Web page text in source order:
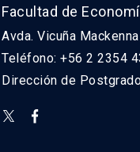
Facultad de
Avda. Vicuña
Teléfono: +56 2 2354
Dirección de